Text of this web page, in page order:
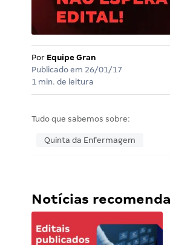
Por Equipe Gran
Publicado em 26/01/17
1 min. de leitura
Tudo que sabemos sobre:
Quinta da Enfermagem
Notícias